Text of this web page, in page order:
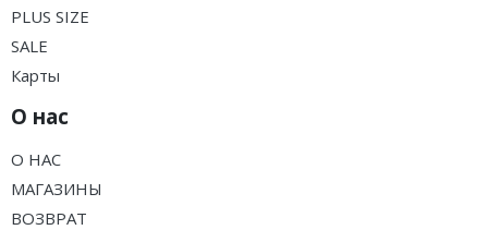
PLUS SIZE
SALE
Карты
О нас
О НАС
МАГАЗИНЫ
ВОЗВРАТ